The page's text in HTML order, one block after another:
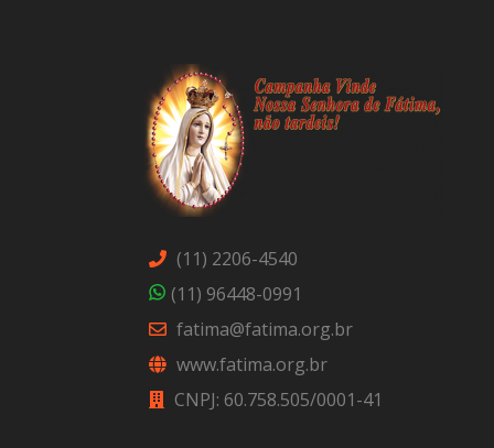
(11) 2206-4540
(11) 96448-0991
fatima@fatima.org.br
www.fatima.org.br
CNPJ: 60.758.505/0001-41